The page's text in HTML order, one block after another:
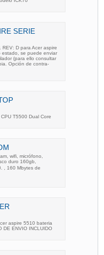
SERIE
D para Acer aspire
se puede enviar
(para ello consultar
Opción de contra-
T5500 Dual Core
wifi, micrófono,
duro 160gb,
, 160 Mbytes de
aspire 5510 bateria
DE ENVIO INCLUIDO